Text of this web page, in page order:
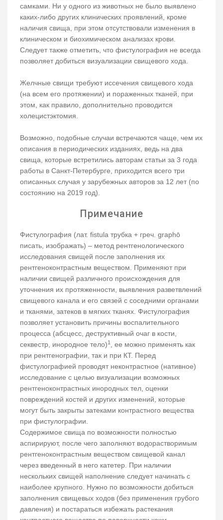
самками. Ни у одного из животных не было выявлено
каких-либо других клинических проявлений, кроме
наличия свища, при этом отсутствовали изменения в
клиническом и биохимическом анализах крови.
Следует также отметить, что фистулография не всегда
позволяет добиться визуализации свищевого хода.
Желчные свищи требуют иссечения свищевого хода
(на всем его протяжении) и пораженных тканей, при
этом, как правило, дополнительно проводится
холецистэктомия.
Возможно, подобные случаи встречаются чаще, чем их
описания в периодических изданиях, ведь на два
свища, которые встретились авторам статьи за 3 года
работы в Санкт-Петербурге, приходится всего три
описанных случая у зарубежных авторов за 12 лет (по
состоянию на 2019 год).
Примечание
Фистулография (лат. fistula трубка + греч. graphō
писать, изображать) – метод рентгенологического
исследования свищей после заполнения их
рентгеноконтрастным веществом. Применяют при
наличии свищей различного происхождения для
уточнения их протяженности, выявления разветвлений
свищевого канала и его связей с соседними органами
и тканями, затеков в мягких тканях. Фистулография
позволяет установить причины воспалительного
процесса (абсцесс, деструктивный очаг в кости,
секвестр, инородное тело)1 , ее можно применять как
при рентгенографии, так и при КТ. Перед
фистулографией проводят неконтрастное (нативное)
исследование с целью визуализации возможных
рентгеноконтрастных инородных тел, оценки
повреждений костей и других изменений, которые
могут быть закрыты затеками контрастного вещества
при фистулографии.
Содержимое свища по возможности полностью
аспирируют, после чего заполняют водорастворимым
рентгеноконтрастным веществом свищевой канал
через введенный в него катетер. При наличии
нескольких свищей наполнение следует начинать с
наиболее крупного. Нужно по возможности добиться
заполнения свищевых ходов (без применения грубого
давления) и постараться избежать растекания